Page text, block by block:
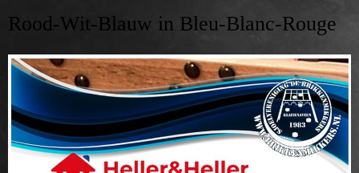
Rood-Wit-Blauw in Bleu-Blanc-Rouge